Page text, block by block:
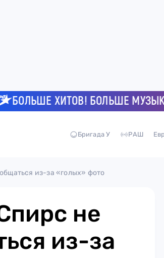
ХИТОВ! БОЛЬШЕ МУЗЫКИ!
Бригада У РАШ
из-за «голых» фото
не
из-за